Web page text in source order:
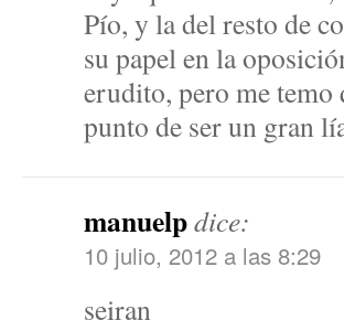
Pío, y la del resto de
su papel en la
erudito, pero me temo
punto de ser un gran
manuelpdice:
10 julio, 2012 a las 8:29
seiran